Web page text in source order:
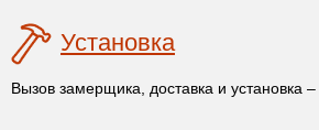
Установка
Вызов замерщика, доставка и установка –